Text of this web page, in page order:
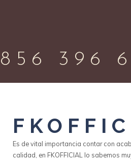
856 396
Es de vital importancia contar con
calidad, en FKOFFICIAL lo sabemos